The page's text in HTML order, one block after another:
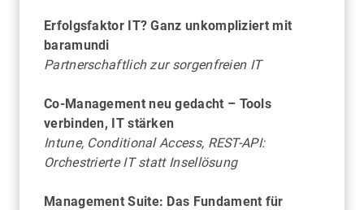
Erfolgsfaktor IT? Ganz unkompliziert mit
baramundi
Partnerschaftlich zur sorgenfreien IT
Co-Management neu gedacht – Tools
verbinden, IT stärken
Intune, Conditional Access, REST-API:
Orchestrierte IT statt Insellösung
Management Suite: Das Fundament für
Highlights der Zoowelt: Mit Bootsfahrt,
Unterwasserwelt und Blick hinter die Kulissen